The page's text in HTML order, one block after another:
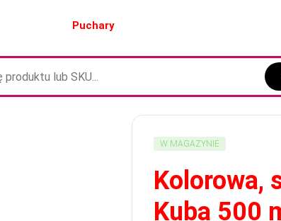
Puchary
W MAGAZYNIE
Kolorowa,
Kuba 500